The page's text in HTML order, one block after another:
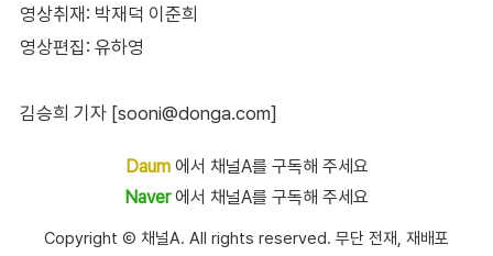
영상취재: 박재덕 이준희
영상편집: 유하영
김승희 기자 [sooni@donga.com]
Daum에서 채널A를 구독해 주세요
Naver에서 채널A를 구독해 주세요
Copyright Ⓒ 채널A. All rights reserved. 무단 전재, 재배포